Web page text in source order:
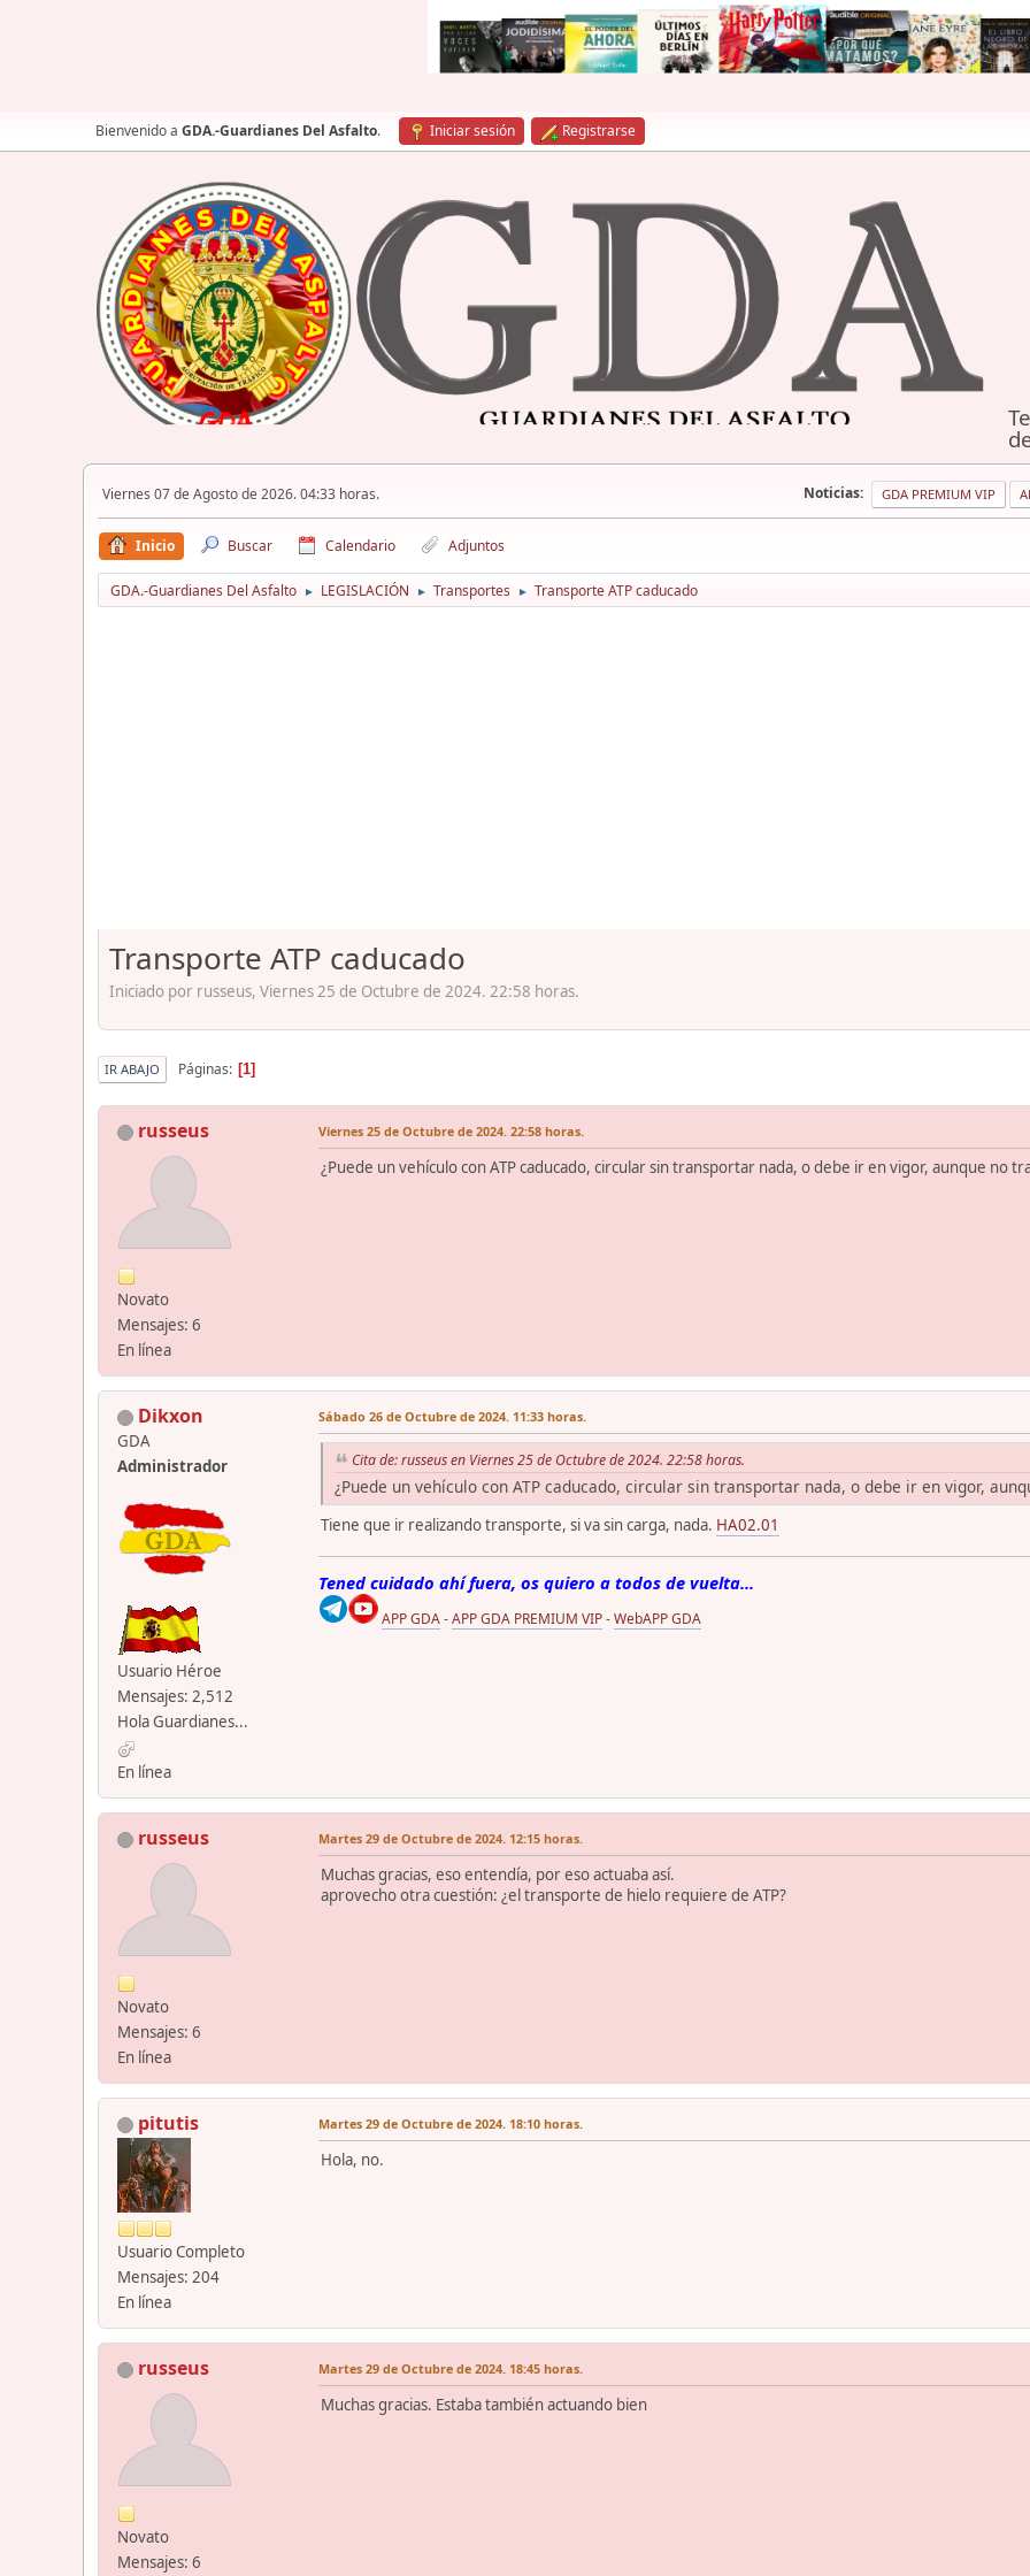
Bienvenido a GDA.-Guardianes Del Asfalto. Iniciar sesión Registrarse
Viernes 07 de Agosto de 2026. 04:33 horas. Noticias: GDA PREMIUM VIP
Inicio Buscar Calendario Adjuntos
GDA.-Guardianes Del Asfalto ► LEGISLACIÓN ► Transportes ► Transporte ATP caducado
Transporte ATP caducado
Iniciado por russeus, Viernes 25 de Octubre de 2024. 22:58 horas.
IR ABAJO Páginas 1
russeus
Novato
Mensajes: 6
En línea
Viernes 25 de Octubre de 2024. 22:58 horas.
¿Puede un vehículo con ATP caducado, circular sin transportar nada, o debe ir en vigor, aunque no
Dikxon
GDA
Administrador
Usuario Héroe
Mensajes: 2,512
Hola Guardianes...
En línea
Sábado 26 de Octubre de 2024. 11:33 horas.
Cita de: russeus en Viernes 25 de Octubre de 2024. 22:58 horas.
¿Puede un vehículo con ATP caducado, circular sin transportar nada, o debe ir en vigor,
Tiene que ir realizando transporte, si va sin carga, nada. HA02.01
Tened cuidado ahí fuera, os quiero a todos de vuelta...
APP GDA-APP GDA PREMIUM VIP-WebAPP GDA
russeus
Novato
Mensajes: 6
En línea
Martes 29 de Octubre de 2024. 12:15 horas.
Muchas gracias, eso entendía, por eso actuaba así.
aprovecho otra cuestión: ¿el transporte de hielo requiere de ATP?
pitutis
Usuario Completo
Mensajes: 204
En línea
Martes 29 de Octubre de 2024. 18:10 horas.
Hola, no.
russeus
Novato
Mensajes: 6
Martes 29 de Octubre de 2024. 18:45 horas.
Muchas gracias. Estaba también actuando bien